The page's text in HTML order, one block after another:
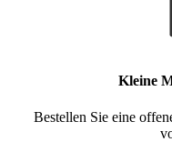
Kleine
Bestellen Sie eine